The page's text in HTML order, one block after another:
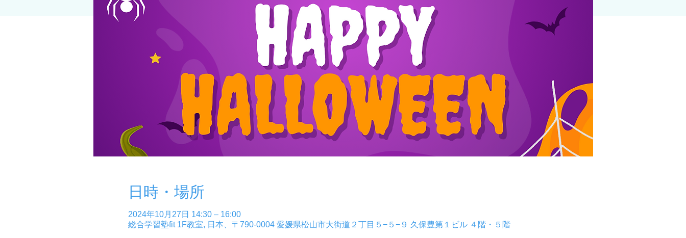
日時・場所
2024年10月27日 14:30 – 16:00
総合学習塾fit 1F教室, 日本、〒790-0004 愛媛県松山市大街道２丁目５−５−９ 久保豊第１ビル ４階・５階